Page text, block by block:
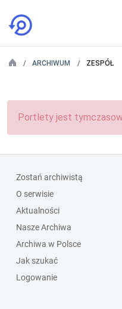
ARCHIWUM ZESPÓŁ
Portlety jest
Zostań archiwistą
O serwisie
Aktualności
Nasze Archiwa
Archiwa w Polsce
Jak szukać
Logowanie